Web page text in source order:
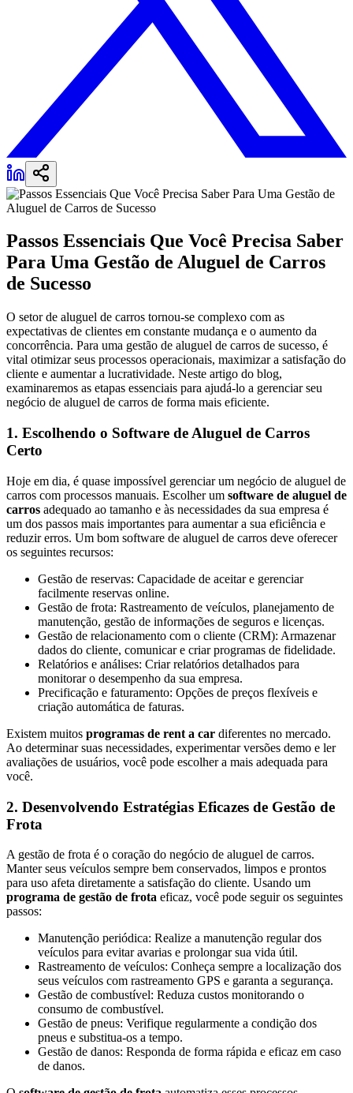
Passos Essenciais Que Você Precisa Saber
Para Uma Gestão de Aluguel de Carros
de Sucesso
O setor de aluguel de carros tornou-se complexo com as
expectativas de clientes em constante mudança e o aumento da
concorrência. Para uma gestão de aluguel de carros de sucesso, é
vital otimizar seus processos operacionais, maximizar a satisfação do
cliente e aumentar a lucratividade. Neste artigo do blog,
examinaremos as etapas essenciais para ajudá-lo a gerenciar seu
negócio de aluguel de carros de forma mais eficiente.
1. Escolhendo o Software de Aluguel de Carros
Certo
Hoje em dia, é quase impossível gerenciar um negócio de aluguel de
carros com processos manuais. Escolher um software de aluguel de
carros adequado ao tamanho e às necessidades da sua empresa é
um dos passos mais importantes para aumentar a sua eficiência e
reduzir erros. Um bom software de aluguel de carros deve oferecer
os seguintes recursos:
Gestão de reservas: Capacidade de aceitar e gerenciar
facilmente reservas online.
Gestão de frota: Rastreamento de veículos, planejamento de
manutenção, gestão de informações de seguros e licenças.
Gestão de relacionamento com o cliente (CRM): Armazenar
dados do cliente, comunicar e criar programas de fidelidade.
Relatórios e análises: Criar relatórios detalhados para
monitorar o desempenho da sua empresa.
Precificação e faturamento: Opções de preços flexíveis e
criação automática de faturas.
Existem muitos programas de rent a car diferentes no mercado.
Ao determinar suas necessidades, experimentar versões demo e ler
avaliações de usuários, você pode escolher a mais adequada para
você.
2. Desenvolvendo Estratégias Eficazes de Gestão de
Frota
A gestão de frota é o coração do negócio de aluguel de carros.
Manter seus veículos sempre bem conservados, limpos e prontos
para uso afeta diretamente a satisfação do cliente. Usando um
programa de gestão de frota eficaz, você pode seguir os seguintes
passos:
Manutenção periódica: Realize a manutenção regular dos
veículos para evitar avarias e prolongar sua vida útil.
Rastreamento de veículos: Conheça sempre a localização dos
seus veículos com rastreamento GPS e garanta a segurança.
Gestão de combustível: Reduza custos monitorando o
consumo de combustível.
Gestão de pneus: Verifique regularmente a condição dos
pneus e substitua-os a tempo.
Gestão de danos: Responda de forma rápida e eficaz em caso
de danos.